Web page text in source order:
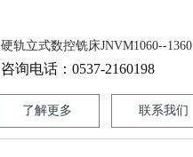
硬轨立式数控铣床JNVM1060--1360
咨询电话：0537-2160198
了解更多 联系我们